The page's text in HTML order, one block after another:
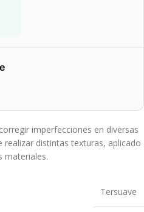
imperfecciones en diversas
distintas texturas, aplicado
materiales.
Tersuave